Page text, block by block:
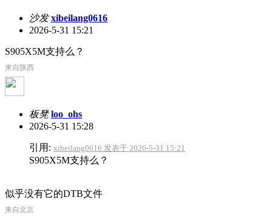
沙发 xibeilang0616
2026-5-31 15:21
S905X5M支持么？
来自陕西
板凳 loo_ohs
2026-5-31 15:28
引用: xibeilang0616 发表于 2026-5-31 15:21
S905X5M支持么？
似乎没有它的DTB文件
来自北京